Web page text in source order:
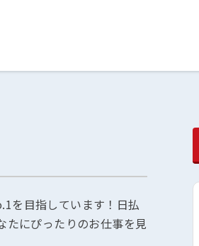
を目指しています！日払
たにぴったりのお仕事を見